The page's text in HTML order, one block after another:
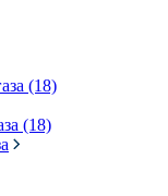
(18)
(18)